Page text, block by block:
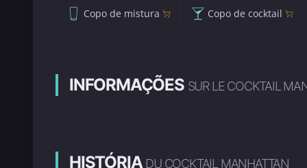
Copo de mistura Copo de cocktail
INFORMAÇÕES SUR LE COCKTAIL
HISTÓRIADU COCKTAIL MANHATTAN